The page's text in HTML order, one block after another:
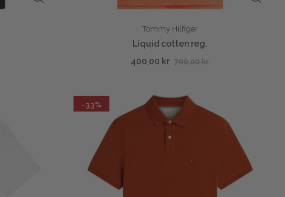
Tommy Hilfiger
Liquid cotten reg.
400,00 kr 700,00 kr
-33%